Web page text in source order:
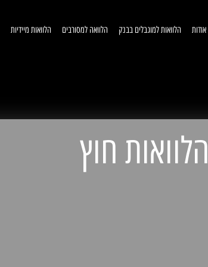
אודות הלוואות למוגבלים בבנק הלוואה למסורבים הלוואות מיידיות
ADAMSHARON הלוואות חוץ